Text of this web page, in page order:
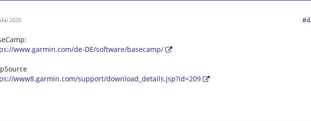
2026 #4
www.garmin.com/de-DE/software/basecamp/
www8.garmin.com/support/download_details.jsp?id=209